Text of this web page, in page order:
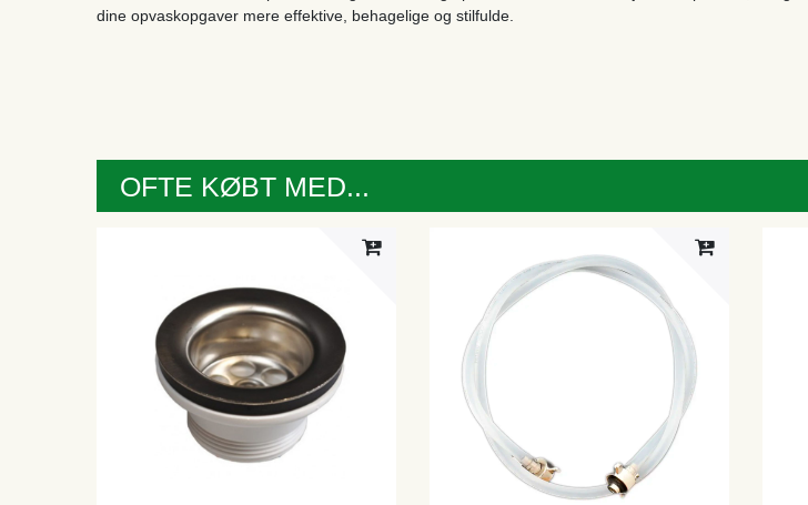
dine opvaskopgaver mere effektive, behagelige og stilfulde.
OFTE KØBT MED...